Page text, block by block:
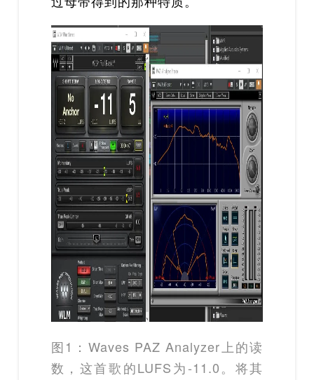
图1：Waves PAZ Analyzer上的读
数，这首歌的LUFS为-11.0。将其